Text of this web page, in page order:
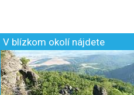
V blízkom okolí nájdete